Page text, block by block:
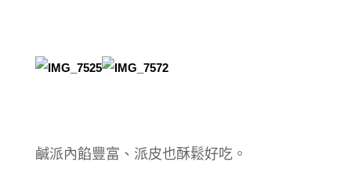
鹹派內餡豐富、派皮也酥鬆好吃。